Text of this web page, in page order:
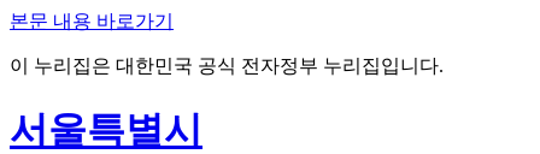
본문 내용 바로가기
이 누리집은 대한민국 공식 전자정부 누리집입니다.
서울특별시